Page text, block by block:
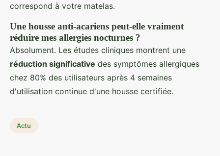
correspond à votre matelas.
Une housse anti-acariens peut-elle vraiment
réduire mes allergies nocturnes ?
Absolument. Les études cliniques montrent une
réduction significative des symptômes allergiques
chez 80% des utilisateurs après 4 semaines
d'utilisation continue d'une housse certifiée.
Actu